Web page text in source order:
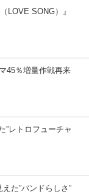
LOVE SONG）』
45％増量作戦再来
”レトロフューチャ
た”バンドらしさ”